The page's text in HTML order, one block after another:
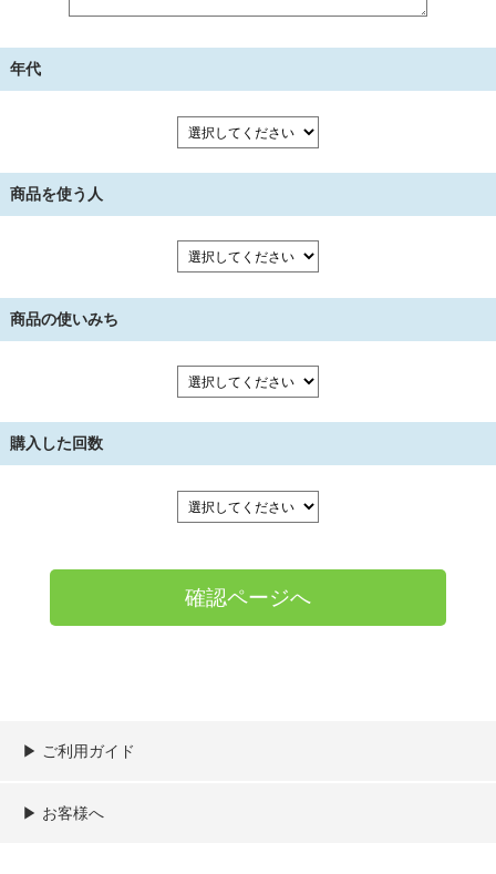
年代
商品を使う人
商品の使いみち
購入した回数
▶︎ ご利用ガイド
ご利用ガイド
決済／配送／送料について
取り扱い商品一覧
顧客情報の取扱について
特定商取引法の表記
▶︎ お客様へ